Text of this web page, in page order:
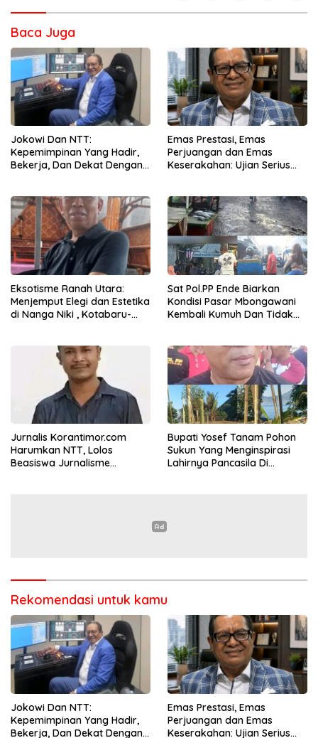
Baca Juga
Jokowi Dan NTT:
Kepemimpinan Yang Hadir,
Bekerja, Dan Dekat Dengan
Emas Prestasi, Emas
Perjuangan dan Emas
Keserakahan: Ujian Serius
Eksotisme Ranah Utara:
Menjemput Elegi dan Estetika
di Nanga Niki , Kotabaru-
Sat Pol.PP Ende Biarkan
Kondisi Pasar Mbongawani
Kembali Kumuh Dan Tidak
Tepi Jalan
Jurnalis Korantimor.com
Harumkan NTT, Lolos
Beasiswa Jurnalisme
Bupati Yosef Tanam Pohon
Sukun Yang Menginspirasi
Lahirnya Pancasila Di
Rekomendasi untuk kamu
Jokowi Dan NTT:
Kepemimpinan Yang Hadir,
Bekerja, Dan Dekat Dengan
Emas Prestasi, Emas
Perjuangan dan Emas
Keserakahan: Ujian Serius